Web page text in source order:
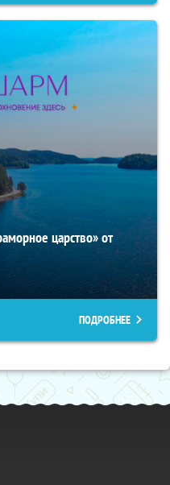
царство» от
ПОДРОБНЕЕ